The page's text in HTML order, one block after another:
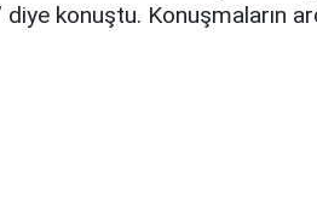
konuştu. Konuşmaların